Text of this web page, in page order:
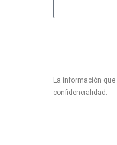
La información
confidencialidad.